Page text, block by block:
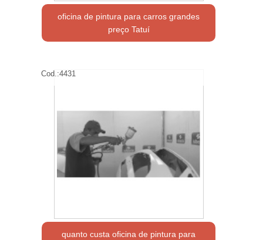
oficina de pintura para carros grandes
preço Tatuí
Cod.:4431
quanto custa oficina de pintura para